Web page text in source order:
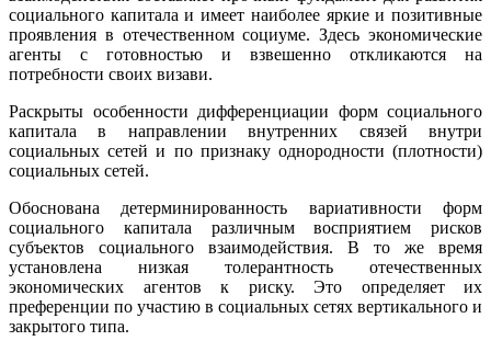
социального капитала и имеет наиболее яркие и позитивные
проявления в отечественном социуме. Здесь экономические
агенты с готовностью и взвешенно откликаются на
потребности своих визави.
Раскрыты особенности дифференциации форм социального
капитала в направлении внутренних связей внутри
социальных сетей и по признаку однородности (плотности)
социальных сетей.
Обоснована детерминированность вариативности форм
социального капитала различным восприятием рисков
субъектов социального взаимодействия. В то же время
установлена низкая толерантность отечественных
экономических агентов к риску. Это определяет их
преференции по участию в социальных сетях вертикального и
закрытого типа.